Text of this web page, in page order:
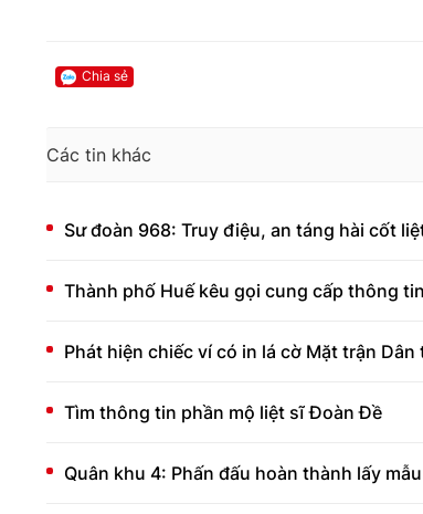
Chia sẻ
Các tin khác
Sư đoàn 968: Truy điệu, an táng hài cốt
Thành phố Huế kêu gọi cung cấp thông
Phát hiện chiếc ví có in lá cờ Mặt trận
Tìm thông tin phần mộ liệt sĩ Đoàn Đề
Quân khu 4: Phấn đấu hoàn thành lấy